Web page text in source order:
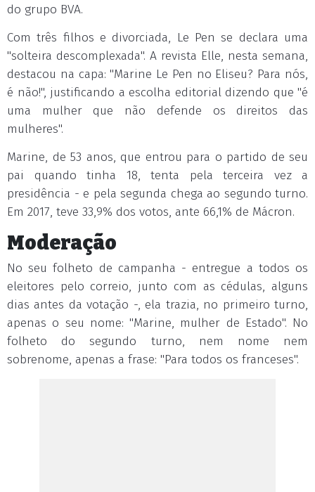
do grupo BVA.
Com três filhos e divorciada, Le Pen se declara uma
"solteira descomplexada". A revista Elle, nesta semana,
destacou na capa: "Marine Le Pen no Eliseu? Para nós,
é não!", justificando a escolha editorial dizendo que "é
uma mulher que não defende os direitos das
mulheres".
Marine, de 53 anos, que entrou para o partido de seu
pai quando tinha 18, tenta pela terceira vez a
presidência - e pela segunda chega ao segundo turno.
Em 2017, teve 33,9% dos votos, ante 66,1% de Mácron.
Moderação
No seu folheto de campanha - entregue a todos os
eleitores pelo correio, junto com as cédulas, alguns
dias antes da votação -, ela trazia, no primeiro turno,
apenas o seu nome: "Marine, mulher de Estado". No
folheto do segundo turno, nem nome nem
sobrenome, apenas a frase: "Para todos os franceses".